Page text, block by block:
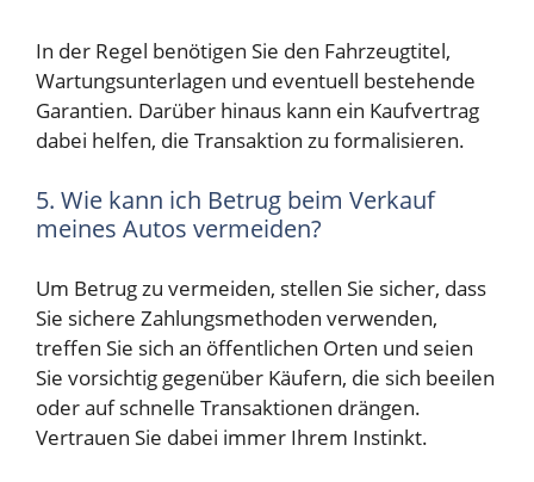
In der Regel benötigen Sie den Fahrzeugtitel,
Wartungsunterlagen und eventuell bestehende
Garantien. Darüber hinaus kann ein Kaufvertrag
dabei helfen, die Transaktion zu formalisieren.
5. Wie kann ich Betrug beim Verkauf
meines Autos vermeiden?
Um Betrug zu vermeiden, stellen Sie sicher, dass
Sie sichere Zahlungsmethoden verwenden,
treffen Sie sich an öffentlichen Orten und seien
Sie vorsichtig gegenüber Käufern, die sich beeilen
oder auf schnelle Transaktionen drängen.
Vertrauen Sie dabei immer Ihrem Instinkt.